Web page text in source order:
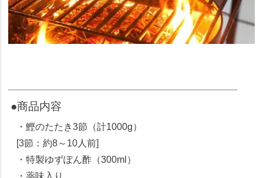
●商品内容
・鰹のたたき3節（計1000g）
[3節：約8～10人前]
・特製ゆずぽん酢（300ml）
・薬味入り